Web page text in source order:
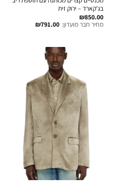
בג'קארד – ירוק זית
₪850.00
מחיר חבר מועדון: ₪791.00